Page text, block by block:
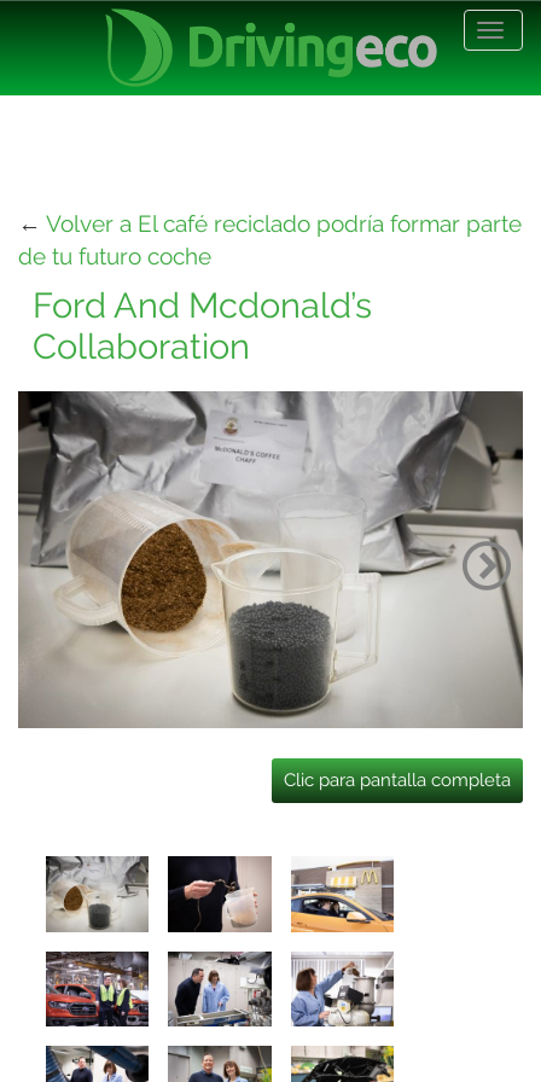
← Volver a El café reciclado podría formar parte
de tu futuro coche
Ford And Mcdonald’s
Collaboration
Clic para pantalla completa